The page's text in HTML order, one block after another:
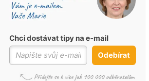
Chci dostávat tipy na e-mail
Odebírat